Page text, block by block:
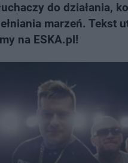
do działania,
marzeń. Tekst
na ESKA.pl!